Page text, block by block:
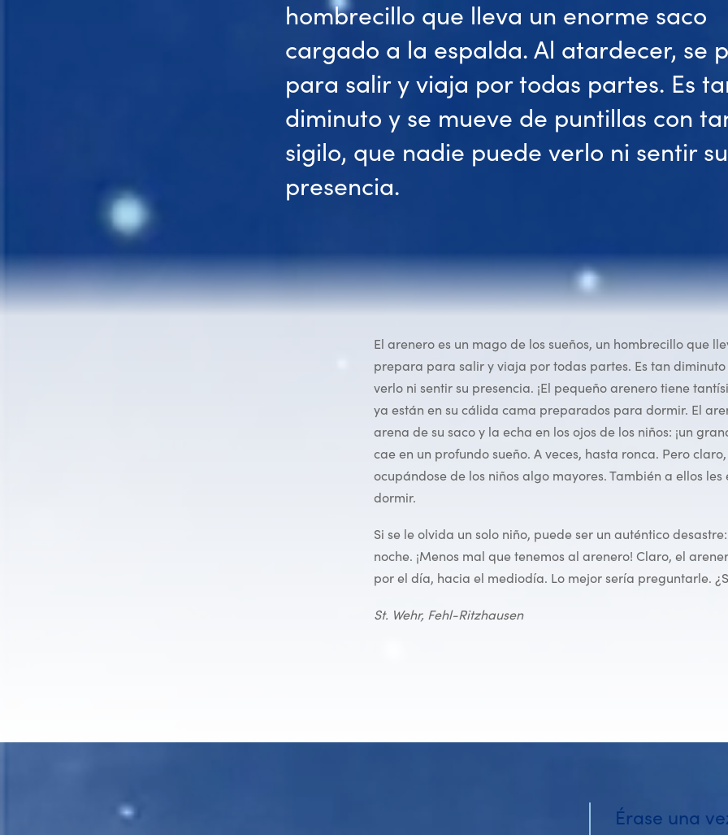
hombrecillo que lleva un enorme saco
cargado a la espalda. Al atardecer, se
para salir y viaja por todas partes. Es
diminuto y se mueve de puntillas con
sigilo, que nadie puede verlo ni sentir su
presencia.
El arenero es un mago de los sueños, un hombrecillo que
prepara para salir y viaja por todas partes. Es tan
verlo ni sentir su presencia. ¡El pequeño arenero tiene
ya están en su cálida cama preparados para dormir. El
arena de su saco y la echa en los ojos de los niños: ¡un
cae en un profundo sueño. A veces, hasta ronca. Pero
ocupándose de los niños algo mayores. También a ellos
dormir.
Si se le olvida un solo niño, puede ser un auténtico
noche. ¡Menos mal que tenemos al arenero! Claro, el
por el día, hacia el mediodía. Lo mejor sería preguntarle.
St. Wehr, Fehl-Ritzhausen
Érase una